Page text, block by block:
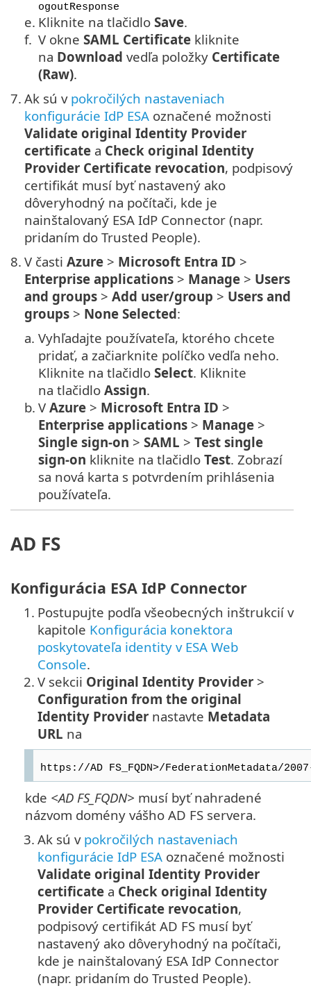
ogoutResponse
e. Kliknite na tlačidlo Save.
f. V okne SAML Certificate kliknite
na Download vedľa položky Certificate
(Raw).
7. Ak sú v pokročilých nastaveniach
konfigurácie IdP ESA označené možnosti
Validate original Identity Provider
certificate a Check original Identity
Provider Certificate revocation, podpisový
certifikát musí byť nastavený ako
dôveryhodný na počítači, kde je
nainštalovaný ESA IdP Connector (napr.
pridaním do Trusted People).
8. V časti Azure > Microsoft Entra ID >
Enterprise applications > Manage > Users
and groups > Add user/group > Users and
groups > None Selected:
a. Vyhľadajte používateľa, ktorého chcete
pridať, a začiarknite políčko vedľa neho.
Kliknite na tlačidlo Select. Kliknite
na tlačidlo Assign.
b. V Azure > Microsoft Entra ID >
Enterprise applications > Manage >
Single sign-on > SAML > Test single
sign-on kliknite na tlačidlo Test. Zobrazí
sa nová karta s potvrdením prihlásenia
používateľa.
AD FS
Konfigurácia ESA IdP Connector
1. Postupujte podľa všeobecných inštrukcií v
kapitole Konfigurácia konektora
poskytovateľa identity v ESA Web
Console.
2. V sekcii Original Identity Provider >
Configuration from the original
Identity Provider nastavte Metadata
URL na
https://AD FS_FQDN>/FederationMetadata/
kde <AD FS_FQDN> musí byť nahradené
názvom domény vášho AD FS servera.
3. Ak sú v pokročilých nastaveniach
konfigurácie IdP ESA označené možnosti
Validate original Identity Provider
certificate a Check original Identity
Provider Certificate revocation,
podpisový certifikát AD FS musí byť
nastavený ako dôveryhodný na počítači,
kde je nainštalovaný ESA IdP Connector
(napr. pridaním do Trusted People).